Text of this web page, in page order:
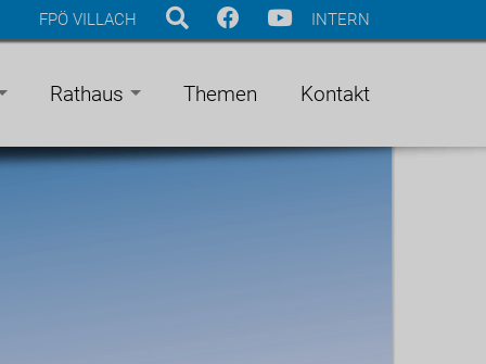
INTERN
FPÖ VILLACH
Rathaus Themen Kontakt